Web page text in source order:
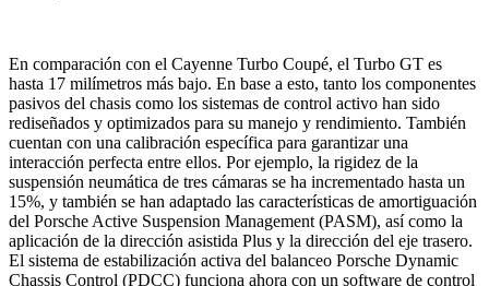
En comparación con el Cayenne Turbo Coupé, el Turbo GT es
hasta 17 milímetros más bajo. En base a esto, tanto los componentes
pasivos del chasis como los sistemas de control activo han sido
rediseñados y optimizados para su manejo y rendimiento. También
cuentan con una calibración específica para garantizar una
interacción perfecta entre ellos. Por ejemplo, la rigidez de la
suspensión neumática de tres cámaras se ha incrementado hasta un
15%, y también se han adaptado las características de amortiguación
del Porsche Active Suspension Management (PASM), así como la
aplicación de la dirección asistida Plus y la dirección del eje trasero.
El sistema de estabilización activa del balanceo Porsche Dynamic
Chassis Control (PDCC) funciona ahora con un software de control